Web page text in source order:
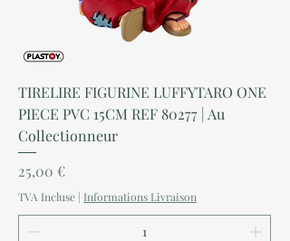
TIRELIRE FIGURINE LUFFYTARO ONE
PIECE PVC 15CM REF 80277 | Au
Collectionneur
Prix
25,00 €
TVA Incluse | Informations Livraison